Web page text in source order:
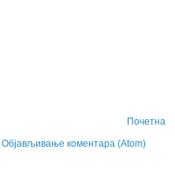
Почетна
Објављивање коментара (Atom)